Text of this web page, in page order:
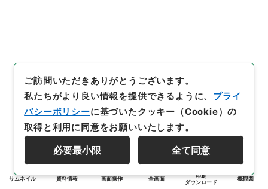
サムネイル 資料情報 画面操作 全画面
印刷
ダウンロード
概観図
ご訪問いただきありがとうございます。
私たちがより良い情報を提供できるように、 プライ
バシーポリシーに基づいたクッキー（Cookie）の
取得と利用に同意をお願いいたします。
必要最小限 全て同意